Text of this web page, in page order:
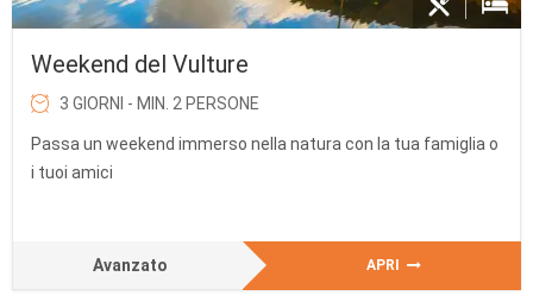
Weekend del Vulture
3 GIORNI - MIN. 2 PERSONE
Passa un weekend immerso nella natura con la tua famiglia o
i tuoi amici
Avanzato APRI